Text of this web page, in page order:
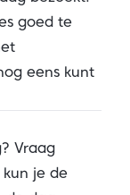
goed te
eens kunt
Vraag
je de